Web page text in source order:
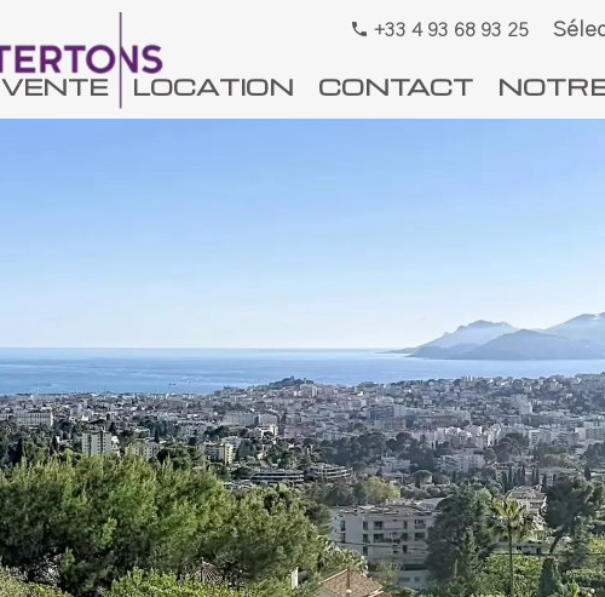
+33 4 93 68 93 25
VENTE LOCATION CONTACT